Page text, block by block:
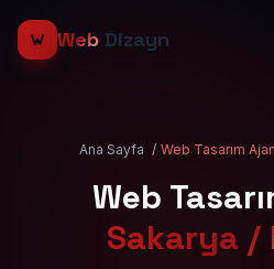
Web Dizayn
Ana Sayfa / Web Tasarım
Web
Sakarya /